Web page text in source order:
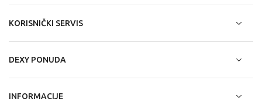
KORISNIČKI SERVIS
DEXY PONUDA
INFORMACIJE